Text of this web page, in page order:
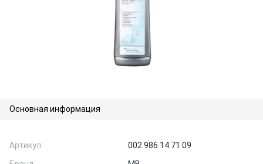
Основная информация
Артикул
002 986 14 71 09